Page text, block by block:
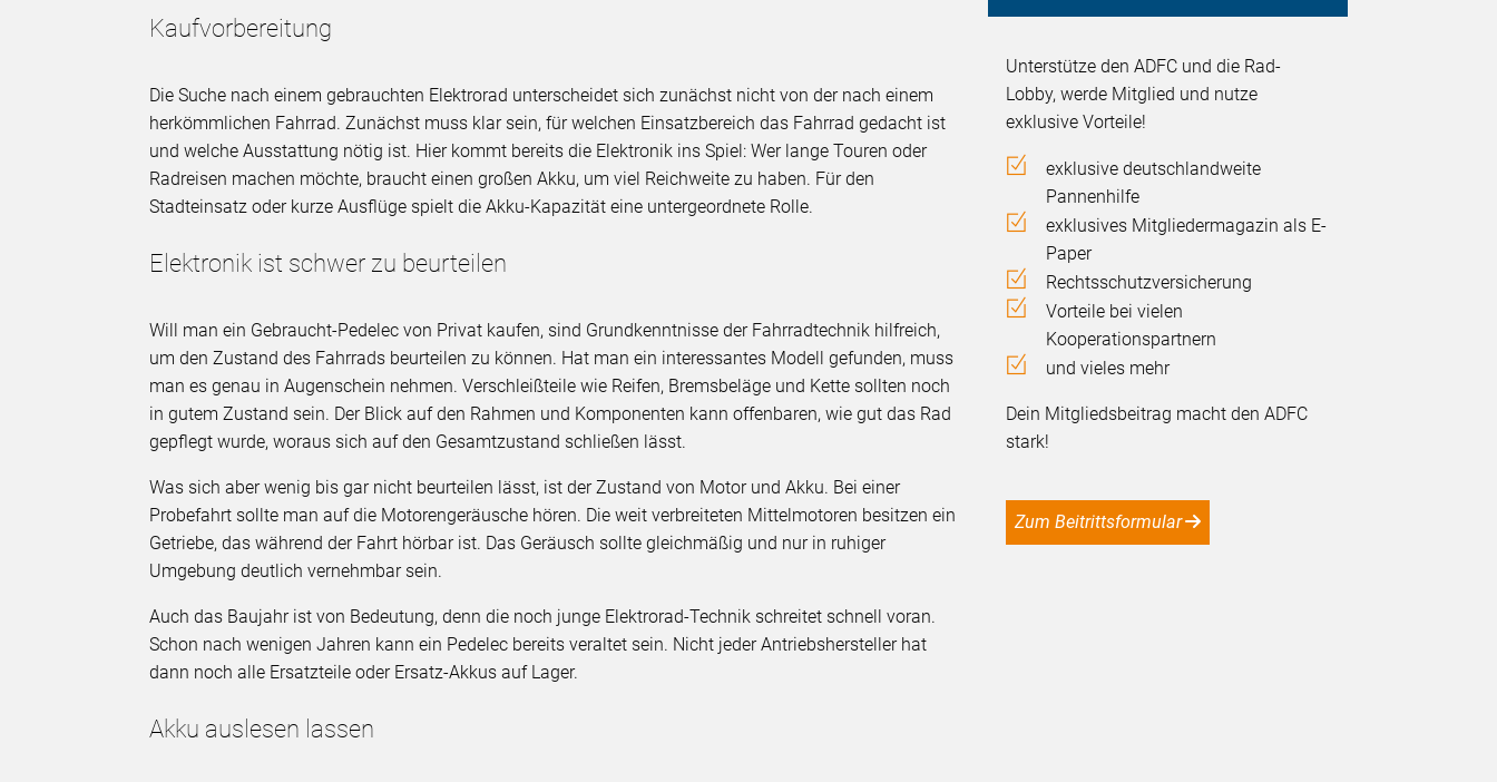
Unterstütze den ADFC und die Rad-
Lobby, werde Mitglied und nutze
exklusive Vorteile!
exklusive deutschlandweite
Pannenhilfe
exklusives Mitgliedermagazin als E-
Paper
Rechtsschutzversicherung
Vorteile bei vielen
Kooperationspartnern
und vieles mehr
Dein Mitgliedsbeitrag macht den ADFC
stark!
Zum Beitrittsformular
Kaufvorbereitung
Die Suche nach einem gebrauchten Elektrorad unterscheidet sich zunächst nicht von der nach einem
herkömmlichen Fahrrad. Zunächst muss klar sein, für welchen Einsatzbereich das Fahrrad gedacht ist
und welche Ausstattung nötig ist. Hier kommt bereits die Elektronik ins Spiel: Wer lange Touren oder
Radreisen machen möchte, braucht einen großen Akku, um viel Reichweite zu haben. Für den
Stadteinsatz oder kurze Ausflüge spielt die Akku-Kapazität eine untergeordnete Rolle.
Elektronik ist schwer zu beurteilen
Will man ein Gebraucht-Pedelec von Privat kaufen, sind Grundkenntnisse der Fahrradtechnik hilfreich,
um den Zustand des Fahrrads beurteilen zu können. Hat man ein interessantes Modell gefunden, muss
man es genau in Augenschein nehmen. Verschleißteile wie Reifen, Bremsbeläge und Kette sollten noch
in gutem Zustand sein. Der Blick auf den Rahmen und Komponenten kann offenbaren, wie gut das Rad
gepflegt wurde, woraus sich auf den Gesamtzustand schließen lässt.
Was sich aber wenig bis gar nicht beurteilen lässt, ist der Zustand von Motor und Akku. Bei einer
Probefahrt sollte man auf die Motorengeräusche hören. Die weit verbreiteten Mittelmotoren besitzen ein
Getriebe, das während der Fahrt hörbar ist. Das Geräusch sollte gleichmäßig und nur in ruhiger
Umgebung deutlich vernehmbar sein.
Auch das Baujahr ist von Bedeutung, denn die noch junge Elektrorad-Technik schreitet schnell voran.
Schon nach wenigen Jahren kann ein Pedelec bereits veraltet sein. Nicht jeder Antriebshersteller hat
dann noch alle Ersatzteile oder Ersatz-Akkus auf Lager.
Akku auslesen lassen